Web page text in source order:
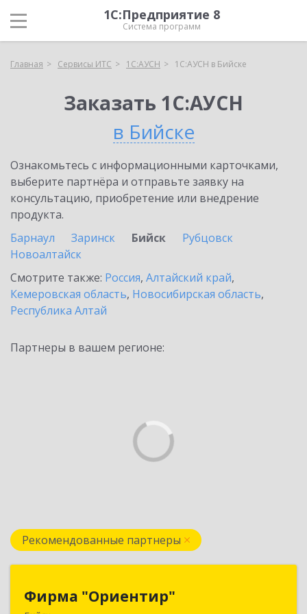
1С:Предприятие 8
Система программ
Главная Сервисы ИТС 1С:АУСН 1С:АУСН в Бийске
Заказать 1С:АУСН
в Бийске
Ознакомьтесь с информационными карточками,
выберите партнёра и отправьте заявку на
консультацию, приобретение или внедрение
продукта.
Барнаул
Заринск Бийск
Рубцовск
Новоалтайск
Смотрите также: Россия, Алтайский край,
Кемеровская область, Новосибирская область,
Республика Алтай
Партнеры в вашем регионе:
Рекомендованные партнеры
Фирма "Ориентир"